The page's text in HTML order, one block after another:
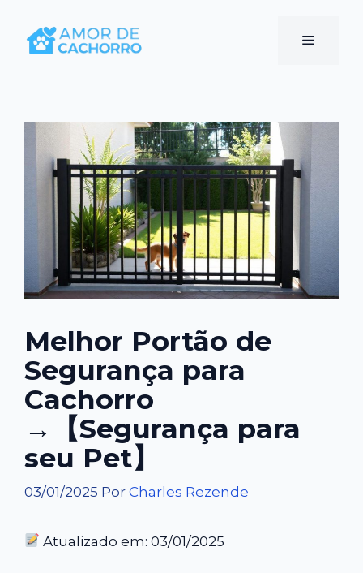
Menu
Melhor Portão de
Segurança para
Cachorro
→【Segurança para
seu Pet】
03/01/2025 Por Charles Rezende
Atualizado em: 03/01/2025